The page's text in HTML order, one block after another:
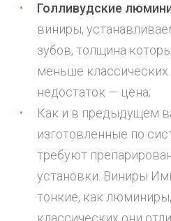
Голливудские
виниры,
зубов, толщина
меньше
недостаток — цена;
Как и в предыдущем
изготовленные по
требуют
установки. Виниры
тонкие, как
классических они